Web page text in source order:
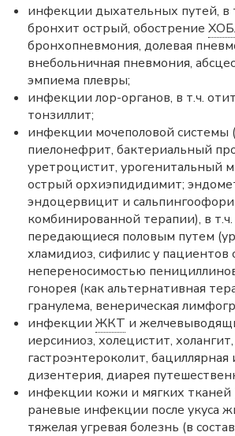
инфекции дыхательных путей, в
бронхит острый, обострение
бронхопневмония, долевая
внебольничная пневмония,
эмпиема плевры;
инфекции лор-органов, в т.ч.
тонзиллит;
инфекции мочеполовой системы
пиелонефрит, бактериальный
уретроцистит, урогенитальный
острый орхиэпидидимит;
эндоцервицит и
комбинированной терапии), в
передающиеся половым путем
хламидиоз, сифилис у пациентов
непереносимостью
гонорея (как альтернативная
гранулема, венерическая
инфекции ЖКТ и
иерсиниоз, холецистит, холангит,
гастроэнтероколит, бациллярная
дизентерия, диарея
инфекции кожи и мягких тканей
раневые инфекции после укуса
тяжелая угревая болезнь (в